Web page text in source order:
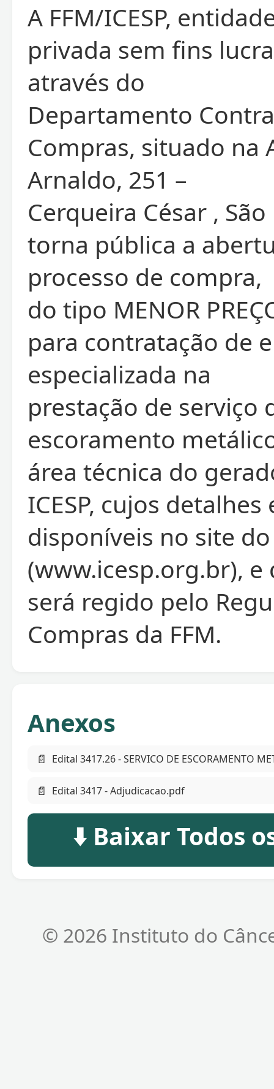
A FFM/ICESP,
privada sem fins
através do
Departamento
Compras, situado na
Arnaldo, 251 –
Cerqueira César , São
torna pública a
processo de compra,
do tipo MENOR
para contratação de
especializada na
prestação de serviço
escoramento
área técnica do
ICESP, cujos detalhes
disponíveis no site do
(www.icesp.org.br), e
será regido pelo
Compras da FFM.
Anexos
📄 Edital 3417.26 - SERVICO DE ESCORAMENTO
📄 Edital 3417 - Adjudicacao.pdf
⬇️ Baixar Todos
© 2026 Instituto do